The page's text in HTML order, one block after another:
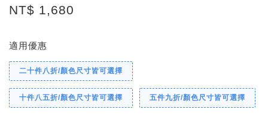
NT$ 1,680
適用優惠
二十件八折/顏色尺寸皆可選擇
十件八五折/顏色尺寸皆可選擇 五件九折/顏色尺寸皆可選擇